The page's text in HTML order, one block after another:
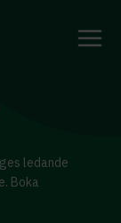
ledande
Boka